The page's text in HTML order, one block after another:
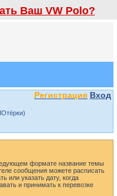
Ваш VW Polo?
Регистрация Вход
формате название темы
сообщения можете расписать
или указать дату, когда
и принимать к перевозке